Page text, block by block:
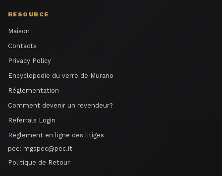
RESOURCE
Maison
Contacts
Privacy Policy
Encyclopedie du verre de Murano
Réglementation
Comment devenir un revendeur?
Referrals Login
Règlement en ligne des litiges
pec: mgspec@pec.it
Politique de Retour